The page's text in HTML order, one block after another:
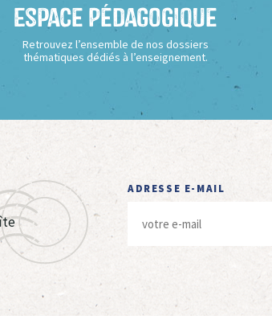
Espace Pédagogique
Retrouvez l’ensemble de nos dossiers
thématiques dédiés à l’enseignement.
ADRESSE E-MAIL